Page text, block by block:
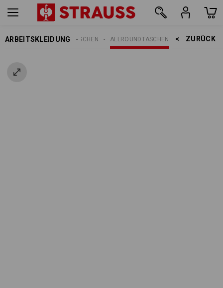
ARBEITSKLEIDUNG ZURÜCK    >
ALLROUNDTASCHEN
TASCHEN
ACCESSOIRES